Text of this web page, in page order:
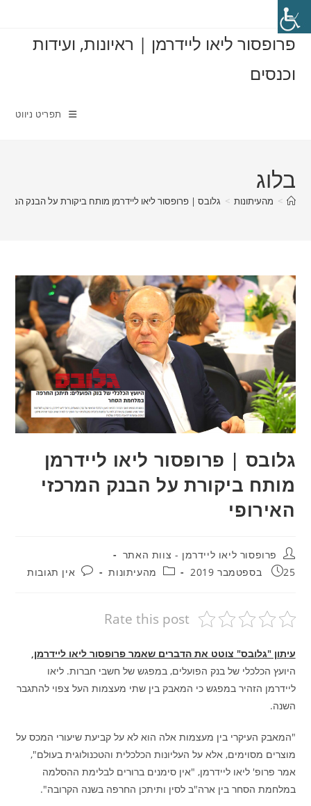
contentפרופסור ליאו ליידרמן | ראיונות, ועידות
וכנסים
תפריט ניווט
בלוג
> מהעיתונות > גלובס | פרופסור ליאו ליידרמן מותח ביקורת על הבנק
גלובס | פרופסור ליאו ליידרמן
מותח ביקורת על הבנק המרכזי
האירופי
מחבר:פרופסור ליאו ליידרמן - צוות האתר
פורסם:
25 בספטמבר 2019 קטגוריה:מהעיתונות תגובות:אין תגובות
Rate this post
עיתון "גלובס" צוטט את הדברים שאמר פרופסור ליאו ליידרמן,
היועץ הכלכלי של בנק הפועלים, במפגש של חשבי חברות. ליאו
ליידרמן הזהיר במפגש כי המאבק בין שתי מעצמות העל צפוי להתגבר
השנה.
"המאבק העיקרי בין מעצמות אלה הוא לא על קביעת שיעורי המכס על
מוצרים מסוימים, אלא על העליונות הכלכלית והטכנולוגית בעולם",
אמר פרופ' ליאו ליידרמן, "אין סימנים ברורים לבלימת ההסלמה
במלחמת הסחר בין ארה"ב לסין ותיתכן החרפה בשנה הקרובה".